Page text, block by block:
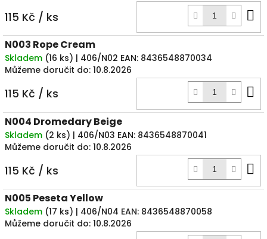
115 Kč / ks
N003 Rope Cream
Skladem (16 ks) | 406/N02 EAN: 8436548870034
Můžeme doručit do: 10.8.2026
115 Kč / ks
N004 Dromedary Beige
Skladem (2 ks) | 406/N03 EAN: 8436548870041
Můžeme doručit do: 10.8.2026
115 Kč / ks
N005 Peseta Yellow
Skladem (17 ks) | 406/N04 EAN: 8436548870058
Můžeme doručit do: 10.8.2026